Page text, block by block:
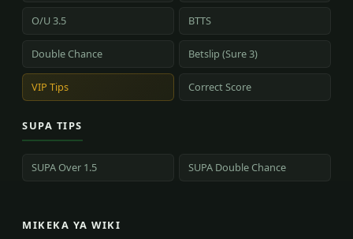
O/U 3.5 BTTS
Double Chance Betslip (Sure 3)
VIP Tips Correct Score
SUPA TIPS
SUPA Over 1.5 SUPA Double Chance
MIKEKA YA WIKI